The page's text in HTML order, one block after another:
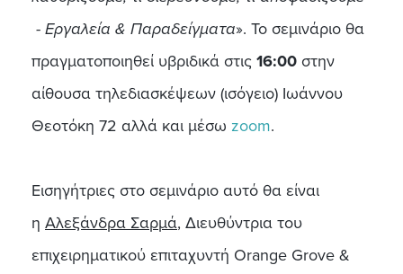
- Εργαλεία & Παραδείγματα». Το σεμινάριο θα
πραγματοποιηθεί υβριδικά στις 16:00 στην
αίθουσα τηλεδιασκέψεων (ισόγειο) Ιωάννου
Θεοτόκη 72 αλλά και μέσω zoom.
Εισηγήτριες στο σεμινάριο αυτό θα είναι
η Αλεξάνδρα Σαρμά, Διευθύντρια του
επιχειρηματικού επιταχυντή Orange Grove &